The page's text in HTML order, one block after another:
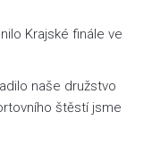
Krajské finále ve
naše družstvo
štěstí jsme